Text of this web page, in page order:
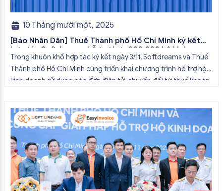
10 Tháng mười một, 2025
[Báo Nhân Dân] Thuế Thành phố Hồ Chí Minh ký kết
hợp tác Softdreams hỗ trợ hơn 200.000 hộ kinh
doanh chuyển từ thuế khoán sang kê khai
Trong khuôn khổ hợp tác ký kết ngày 3/11, Softdreams và Thuế
Thành phố Hồ Chí Minh cùng triển khai chương trình hỗ trợ hộ
kinh doanh sử dụng hóa đơn điện tử, chuyển đổi từ thuế khoán